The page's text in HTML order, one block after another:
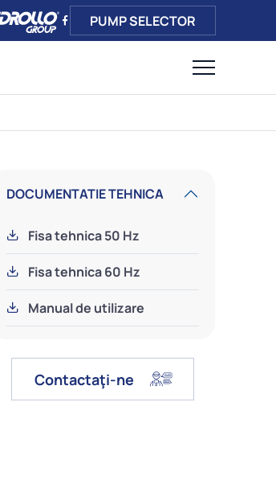
PUMP SELECTOR
DOCUMENTATIE TEHNICA
Fisa tehnica 50 Hz
Fisa tehnica 60 Hz
Manual de utilizare
Contactaţi-ne